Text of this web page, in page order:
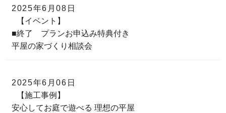
2025年6月08日
【イベント】
■終了 プランお申込み特典付き
平屋の家づくり相談会
2025年6月06日
【施工事例】
安心してお庭で遊べる 理想の平屋